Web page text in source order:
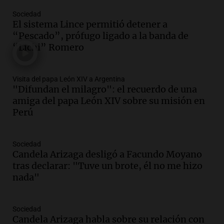
Marocco
Panorama Federal
Episodios
Audio.Ordenan el reintegro de dos
Panorama Federal
Episodios
Audio.Inviolabilidad de la propiedad
Editorial
Episodios
Audio.Lanzaron una campaña para que
niños con cáncer reciban regalos por el
Episodios
Sociedad
El sistema Lince permitió detener a
“Pescado”, prófugo ligado a la banda de
“Lichi” Romero
Visita del papa León XIV a Argentina
"Difundan el milagro": el recuerdo de una
amiga del papa León XIV sobre su misión en
Perú
Sociedad
Candela Arizaga desligó a Facundo Moyano
tras declarar: "Tuve un brote, él no me hizo
nada"
Sociedad
Candela Arizaga habla sobre su relación con